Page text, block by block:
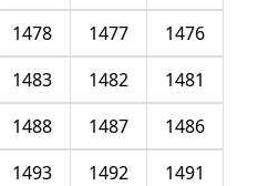
1476
1477
1478
1481
1482
1483
1486
1487
1488
1491
1492
1493